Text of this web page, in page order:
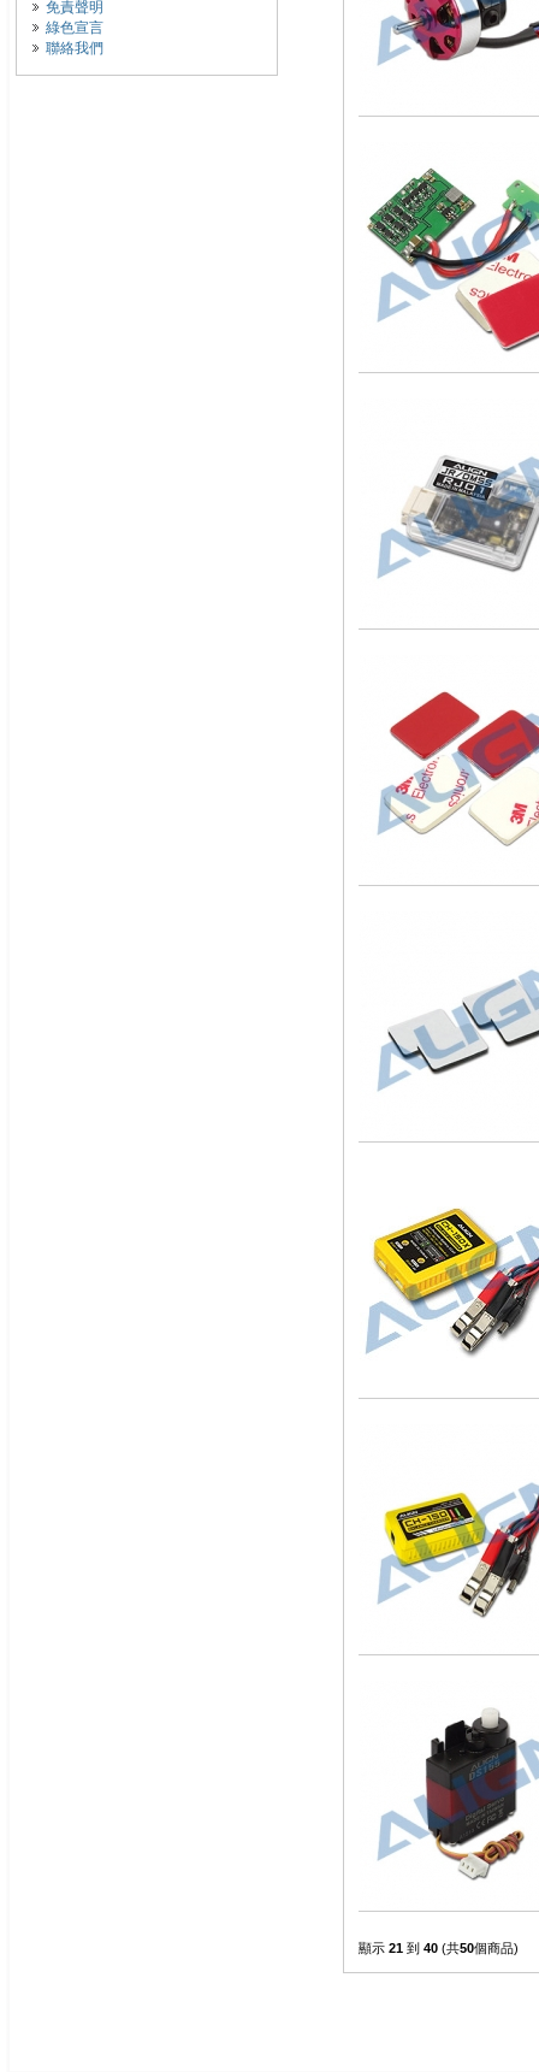
免責聲明
綠色宣言
聯絡我們
顯示 21 到 40 (共50個商品)